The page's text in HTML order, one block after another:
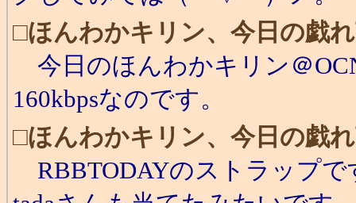
□ほんわかキリン、今日の戯
今日のほんわかキリン＠
160kbpsなのです。
□ほんわかキリン、今日の戯
RBBTODAYのストラップで